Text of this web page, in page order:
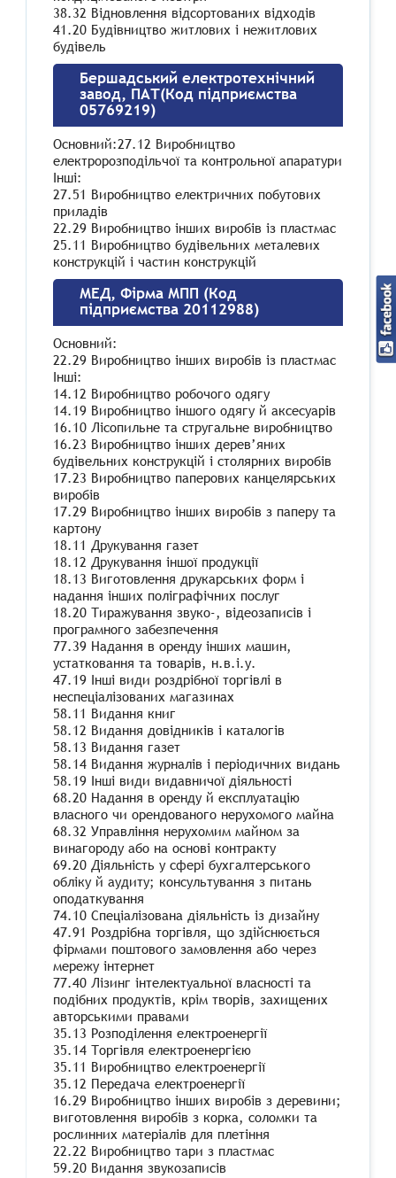
38.32 Відновлення відсортованих відходів
41.20 Будівництво житлових і нежитлових
будівель
Бершадський електротехнічний
завод, ПАТ(Код підприємства
05769219)
Основний:27.12 Виробництво
електророзподільчої та контрольної апаратури
Інші:
27.51 Виробництво електричних побутових
приладів
22.29 Виробництво інших виробів із пластмас
25.11 Виробництво будівельних металевих
конструкцій і частин конструкцій
МЕД, Фірма МПП (Код
підприємства 20112988)
Основний:
22.29 Виробництво інших виробів із пластмас
Інші:
14.12 Виробництво робочого одягу
14.19 Виробництво іншого одягу й аксесуарів
16.10 Лісопильне та стругальне виробництво
16.23 Виробництво інших дерев’яних
будівельних конструкцій і столярних виробів
17.23 Виробництво паперових канцелярських
виробів
17.29 Виробництво інших виробів з паперу та
картону
18.11 Друкування газет
18.12 Друкування іншої продукції
18.13 Виготовлення друкарських форм і
надання інших поліграфічних послуг
18.20 Тиражування звуко-, відеозаписів і
програмного забезпечення
77.39 Надання в оренду інших машин,
устатковання та товарів, н.в.і.у.
47.19 Інші види роздрібної торгівлі в
неспеціалізованих магазинах
58.11 Видання книг
58.12 Видання довідників і каталогів
58.13 Видання газет
58.14 Видання журналів і періодичних видань
58.19 Інші види видавничої діяльності
68.20 Надання в оренду й експлуатацію
власного чи орендованого нерухомого майна
68.32 Управління нерухомим майном за
винагороду або на основі контракту
69.20 Діяльність у сфері бухгалтерського
обліку й аудиту; консультування з питань
оподаткування
74.10 Спеціалізована діяльність із дизайну
47.91 Роздрібна торгівля, що здійснюється
фірмами поштового замовлення або через
мережу інтернет
77.40 Лізинг інтелектуальної власності та
подібних продуктів, крім творів, захищених
авторськими правами
35.13 Розподілення електроенергії
35.14 Торгівля електроенергією
35.11 Виробництво електроенергії
35.12 Передача електроенергії
16.29 Виробництво інших виробів з деревини;
виготовлення виробів з корка, соломки та
рослинних матеріалів для плетіння
22.22 Виробництво тари з пластмас
59.20 Видання звукозаписів